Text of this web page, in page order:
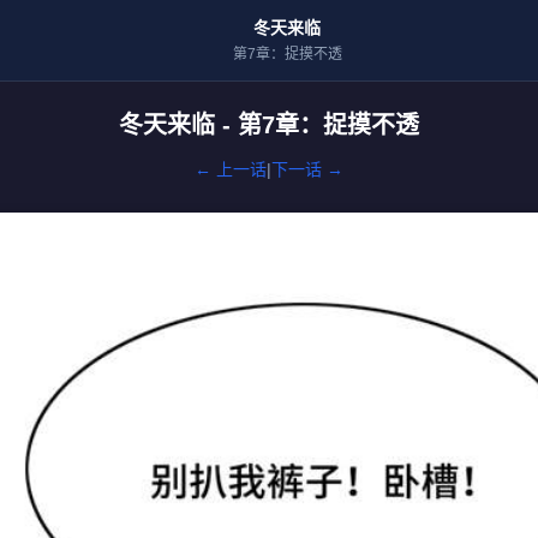
冬天来临
第7章：捉摸不透
冬天来临 - 第7章：捉摸不透
← 上一话|下一话 →